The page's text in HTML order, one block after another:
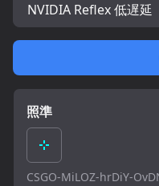
照準
CSGO-MiLOZ-hrDiY-
NVIDIA Reflex 低遅延